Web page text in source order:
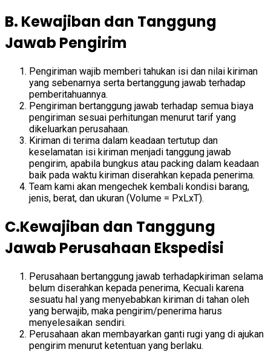
B. Kewajiban dan Tanggung
Jawab Pengirim
Pengiriman wajib memberi tahukan isi dan nilai kiriman
yang sebenarnya serta bertanggung jawab terhadap
pemberitahuannya.
Pengiriman bertanggung jawab terhadap semua biaya
pengiriman sesuai perhitungan menurut tarif yang
dikeluarkan perusahaan.
Kiriman di terima dalam keadaan tertutup dan
keselamatan isi kiriman menjadi tanggung jawab
pengirim, apabila bungkus atau packing dalam keadaan
baik pada waktu kiriman diserahkan kepada penerima.
Team kami akan mengechek kembali kondisi barang,
jenis, berat, dan ukuran (Volume = PxLxT).
C.Kewajiban dan Tanggung
Jawab Perusahaan Ekspedisi
Perusahaan bertanggung jawab terhadapkiriman selama
belum diserahkan kepada penerima, Kecuali karena
sesuatu hal yang menyebabkan kiriman di tahan oleh
yang berwajib, maka pengirim/penerima harus
menyelesaikan sendiri.
Perusahaan akan membayarkan ganti rugi yang di ajukan
pengirim menurut ketentuan yang berlaku.